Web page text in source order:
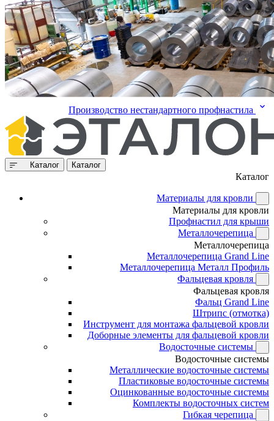
Производство нестандартного профнастила
Каталог Каталог
Каталог
Материалы для кровли
Материалы для кровли
Профнастил для крыши
Металлочерепица
Металлочерепица
Металлочерепица Grand Line
Металлочерепица Металл Профиль
Фальцевая кровля
Фальцевая кровля
Фальц Grand Line
Штрипс (отмотка)
Инструмент для монтажа фальцевой кровли
Доборные элементы для фальцевой кровли
Водосточные системы
Водосточные системы
Металлические водосточные системы
Пластиковые водосточные системы
Оцинкованные водосточные системы
Комплекты водосточных систем
Гибкая черепица